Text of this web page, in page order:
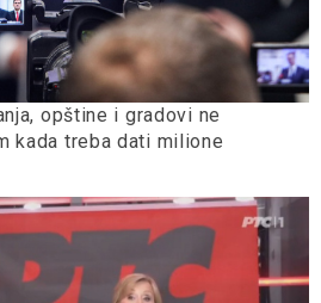
opštine i gradovi ne
kada treba dati milione